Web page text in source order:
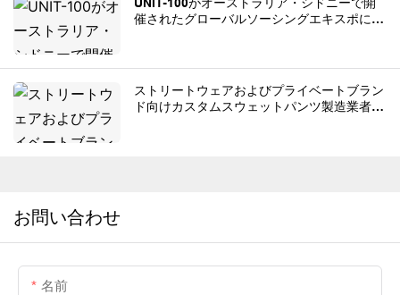
催されたグローバルソーシングエキスポに出
ストリートウェアおよびプライベートブラン
ド向けカスタムスウェットパンツ製造業者ト
お問い合わせ
名前